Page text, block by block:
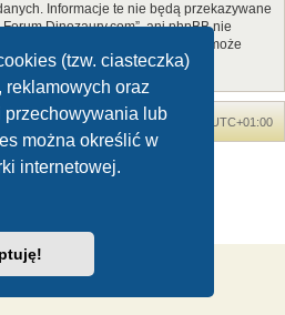
(tzw. ciasteczka)
reklamowych oraz
przechowywania lub
można określić w
internetowej.
Informacje te nie będą przekazywane
Dinozaury.com”, ani phpBB nie
do witryny, podczas których może
główna Strefa czasowa UTC+01:00
© 2006-2020
dostarcza